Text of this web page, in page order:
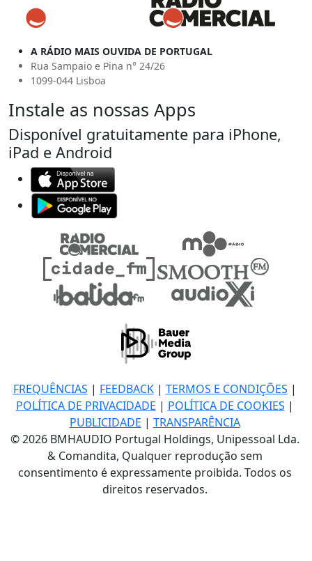
A RÁDIO MAIS OUVIDA DE PORTUGAL
Rua Sampaio e Pina n° 24/26
1099-044 Lisboa
Instale as nossas Apps
Disponível gratuitamente para iPhone,
iPad e Android
FREQUÊNCIAS | FEEDBACK| TERMOS E CONDIÇÕES |
POLÍTICA DE PRIVACIDADE | POLÍTICA DE COOKIES |
PUBLICIDADE | TRANSPARÊNCIA
© 2026 BMHAUDIO Portugal Holdings, Unipessoal Lda.
& Comandita, Qualquer reprodução sem
consentimento é expressamente proibida. Todos os
direitos reservados.